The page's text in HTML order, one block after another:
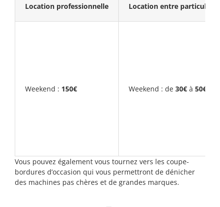
Location professionnelle Location entre particuliers
Weekend : 150€ Weekend : de 30€ à 50€
Vous pouvez également vous tournez vers les coupe-
bordures d’occasion qui vous permettront de dénicher
des machines pas chères et de grandes marques.